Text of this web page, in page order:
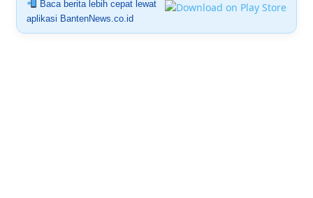
Baca berita lebih cepat lewat
aplikasi BantenNews.co.id